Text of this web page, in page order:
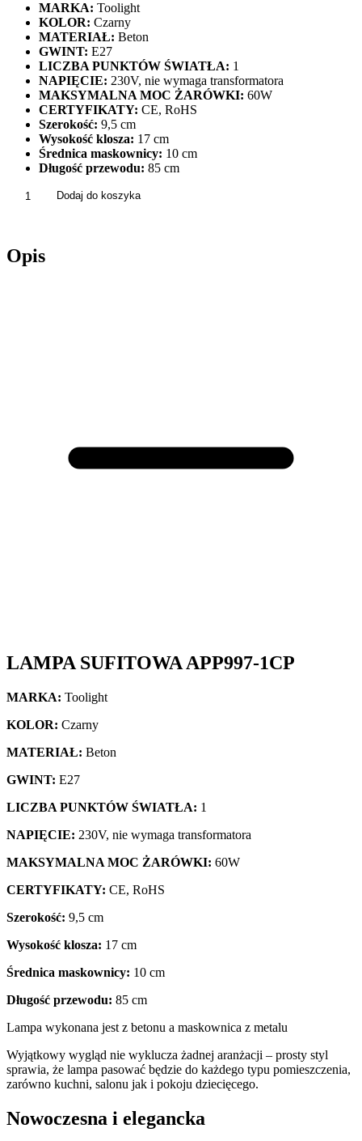
MARKA: Toolight
KOLOR: Czarny
MATERIAŁ: Beton
GWINT: E27
LICZBA PUNKTÓW ŚWIATŁA: 1
NAPIĘCIE: 230V, nie wymaga transformatora
MAKSYMALNA MOC ŻARÓWKI: 60W
CERTYFIKATY: CE, RoHS
Szerokość: 9,5 cm
Wysokość klosza: 17 cm
Średnica maskownicy: 10 cm
Długość przewodu: 85 cm
ilość
Betonowa
LASTRI
Dodaj do koszyka
Opis
LAMPA SUFITOWA APP997-1CP
MARKA: Toolight
KOLOR: Czarny
MATERIAŁ: Beton
GWINT: E27
LICZBA PUNKTÓW ŚWIATŁA: 1
NAPIĘCIE: 230V, nie wymaga transformatora
MAKSYMALNA MOC ŻARÓWKI: 60W
CERTYFIKATY: CE, RoHS
Szerokość: 9,5 cm
Wysokość klosza: 17 cm
Średnica maskownicy: 10 cm
Długość przewodu: 85 cm
Lampa wykonana jest z betonu a maskownica z metalu
Wyjątkowy wygląd nie wyklucza żadnej aranżacji – prosty styl
sprawia, że lampa pasować będzie do każdego typu pomieszczenia,
zarówno kuchni, salonu jak i pokoju dziecięcego.
Nowoczesna i elegancka